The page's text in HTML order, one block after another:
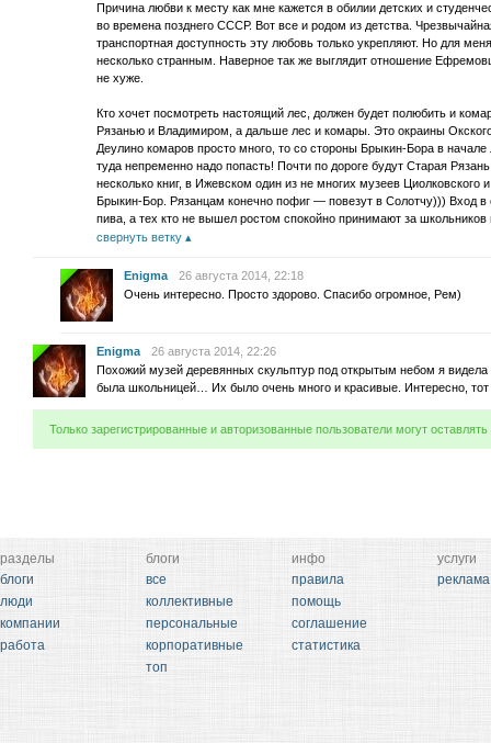
Причина любви к месту как мне кажется в обилии детских и
во времена позднего СССР. Вот все и родом из детства.
транспортная доступность эту любовь только укрепляют. Но для
несколько странным. Наверное так же выглядит отношение
не хуже.
Кто хочет посмотреть настоящий лес, должен будет полюбить и
Рязанью и Владимиром, а дальше лес и комары. Это окраины
Деулино комаров просто много, то со стороны Брыкин-Бора в начале
туда непременно надо попасть! Почти по дороге будут Старая
несколько книг, в Ижевском один из не многих музеев Циолковского
Брыкин-Бор. Рязанцам конечно пофиг — повезут в Солотчу))) Вход в
пива, а тех кто не вышел ростом спокойно принимают за школьников
свернуть ветку
Enigma
26 августа 2014, 22:18
Очень интересно. Просто здорово. Спасибо огромное, Рем)
Enigma
26 августа 2014, 22:26
Похожий музей деревянных скульптур под открытым небом я
была школьницей… Их было очень много и красивые. Интересно, тот
Только зарегистрированные и авторизованные пользователи могут
разделы
блоги
люди
компании
работа
блоги
все
коллективные
персональные
корпоративные
топ
инфо
правила
помощь
соглашение
статистика
услуги
реклама